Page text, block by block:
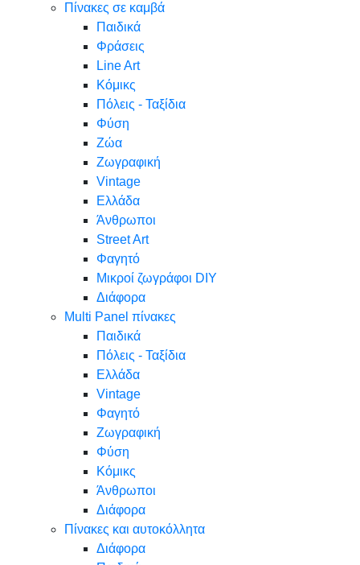
Πίνακες σε καμβά
Παιδικά
Φράσεις
Line Art
Κόμικς
Πόλεις - Ταξίδια
Φύση
Ζώα
Ζωγραφική
Vintage
Ελλάδα
Άνθρωποι
Street Art
Φαγητό
Μικροί ζωγράφοι DIY
Διάφορα
Multi Panel πίνακες
Παιδικά
Πόλεις - Ταξίδια
Ελλάδα
Vintage
Φαγητό
Ζωγραφική
Φύση
Κόμικς
Άνθρωποι
Διάφορα
Πίνακες και αυτοκόλλητα
Διάφορα